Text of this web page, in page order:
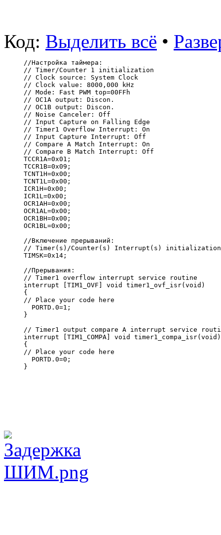
Код: Выделить всё •
//Настройка таймера:
// Timer/Counter 1 initialization
// Clock source: System Clock
// Clock value: 8000,000 kHz
// Mode: Fast PWM top=00FFh
// OC1A output: Discon.
// OC1B output: Discon.
// Noise Canceler: Off
// Input Capture on Falling Edge
// Timer1 Overflow Interrupt: On
// Input Capture Interrupt: Off
// Compare A Match Interrupt: On
// Compare B Match Interrupt: Off
TCCR1A=0x01;
TCCR1B=0x09;
TCNT1H=0x00;
TCNT1L=0x00;
ICR1H=0x00;
ICR1L=0x00;
OCR1AH=0x00;
OCR1AL=0x00;
OCR1BH=0x00;
OCR1BL=0x00;
//Включение прерываний:
// Timer(s)/Counter(s) Interrupt(s) initialization
TIMSK=0x14;
//Прерывания:
// Timer1 overflow interrupt service routine
interrupt [TIM1_OVF] void timer1_ovf_isr(void)
{
// Place your code here
PORTD.0=1;
}
// Timer1 output compare A interrupt service
interrupt [TIM1_COMPA] void timer1_compa_isr(void)
{
// Place your code here
PORTD.0=0;
}